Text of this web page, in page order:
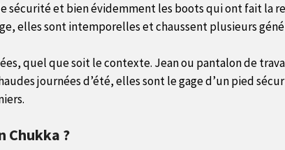
sécurité et bien évidemment les boots qui ont fait la
elles sont intemporelles et chaussent plusieurs
quel que soit le contexte. Jean ou pantalon de
journées d’été, elles sont le gage d’un pied
Chukka ?